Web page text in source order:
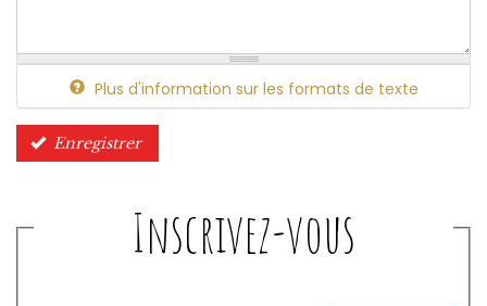
Plus d'information sur les formats de texte
Enregistrer
Inscrivez-vous